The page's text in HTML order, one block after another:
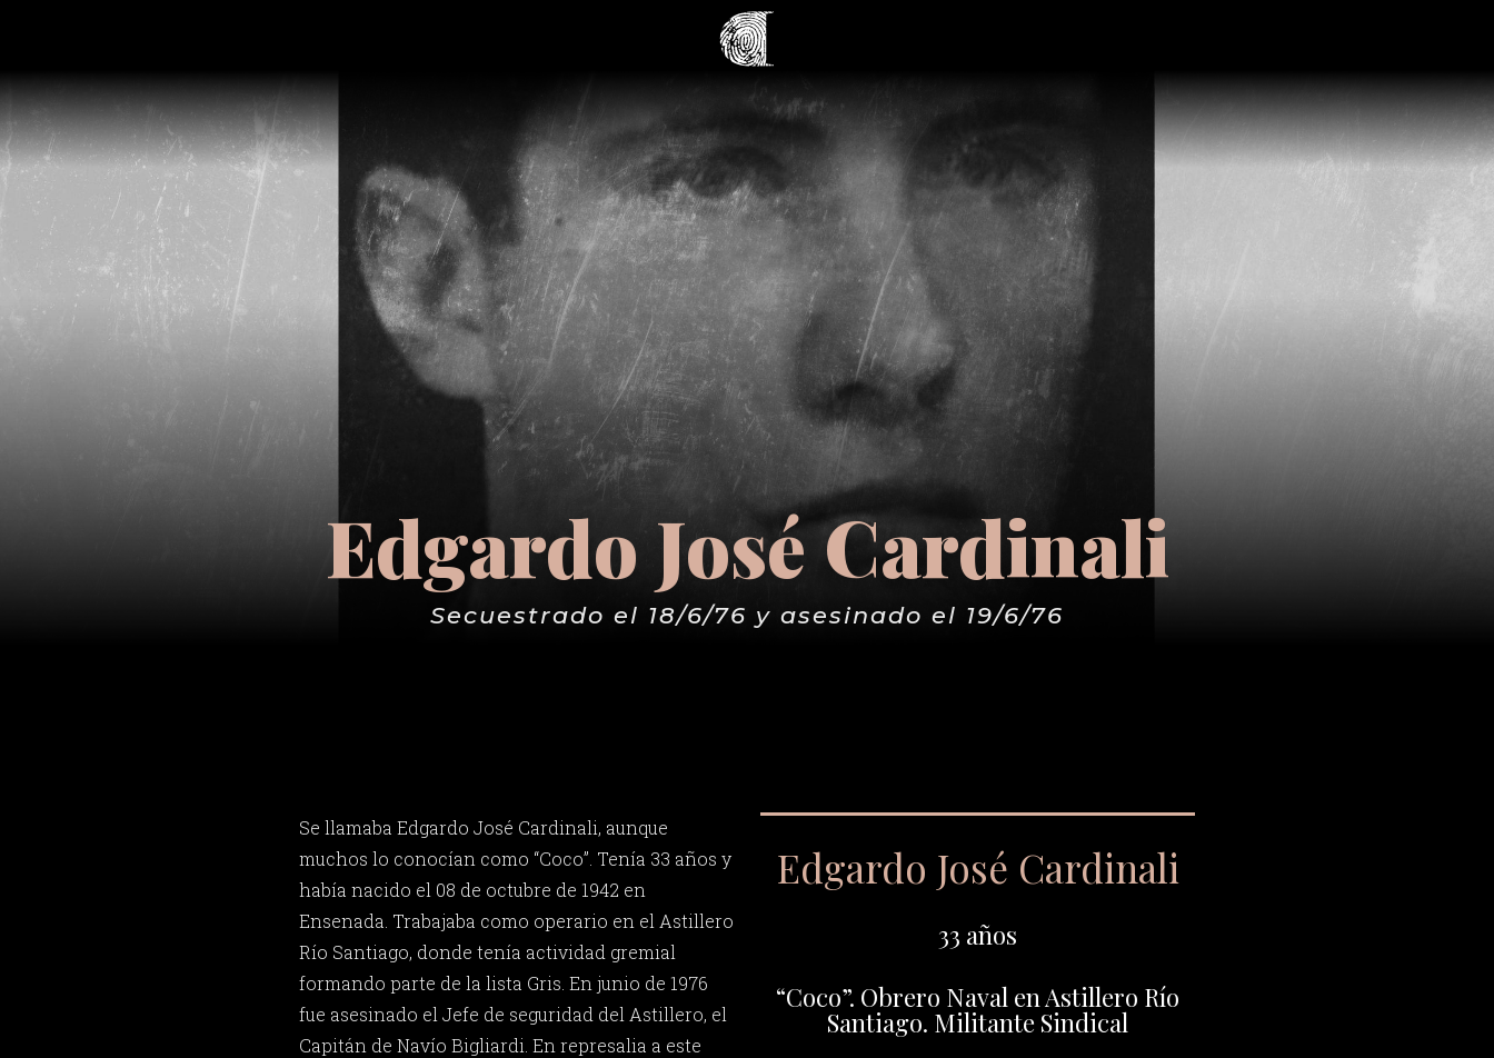
Edgardo José Cardinali
Secuestrado el 18/6/76 y asesinado el 19/6/76
Se llamaba Edgardo José Cardinali, aunque
muchos lo conocían como “Coco”. Tenía 33 años y
había nacido el 08 de octubre de 1942 en
Ensenada. Trabajaba como operario en el Astillero
Río Santiago, donde tenía actividad gremial
formando parte de la lista Gris. En junio de 1976
fue asesinado el Jefe de seguridad del Astillero, el
Capitán de Navío Bigliardi. En represalia a este
Edgardo José Cardinali
33 años
“Coco”. Obrero Naval en Astillero Río
Santiago. Militante Sindical